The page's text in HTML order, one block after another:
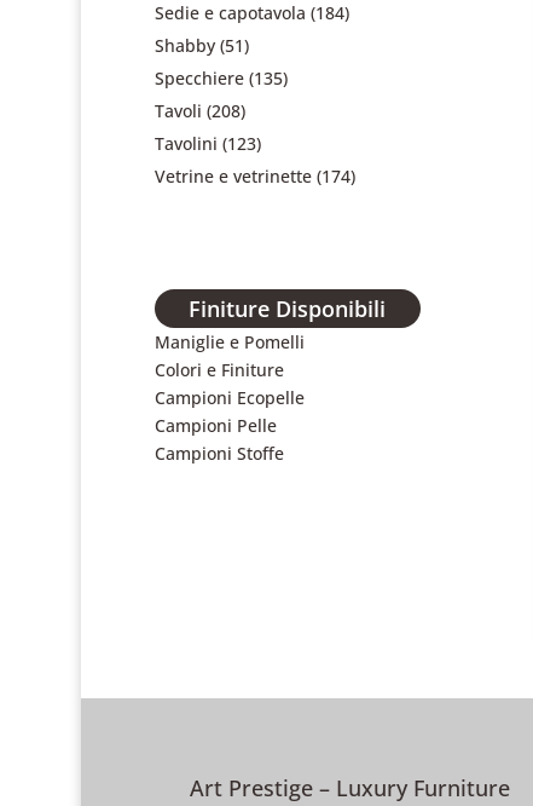
Sedie e capotavola (184)
Shabby (51)
Specchiere (135)
Tavoli (208)
Tavolini (123)
Vetrine e vetrinette (174)
Finiture Disponibili
Maniglie e Pomelli
Colori e Finiture
Campioni Ecopelle
Campioni Pelle
Campioni Stoffe
Art Prestige – Luxury Furniture